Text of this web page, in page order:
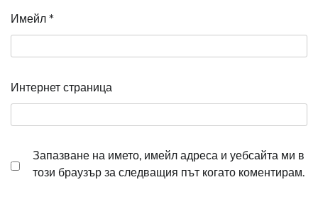
Имейл *
Интернет страница
Запазване на името, имейл адреса и уебсайта ми в
този браузър за следващия път когато коментирам.